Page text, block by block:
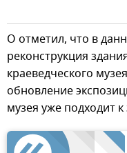
О отметил, что в
реконструкция
краеведческого
обновление
музея уже подходит